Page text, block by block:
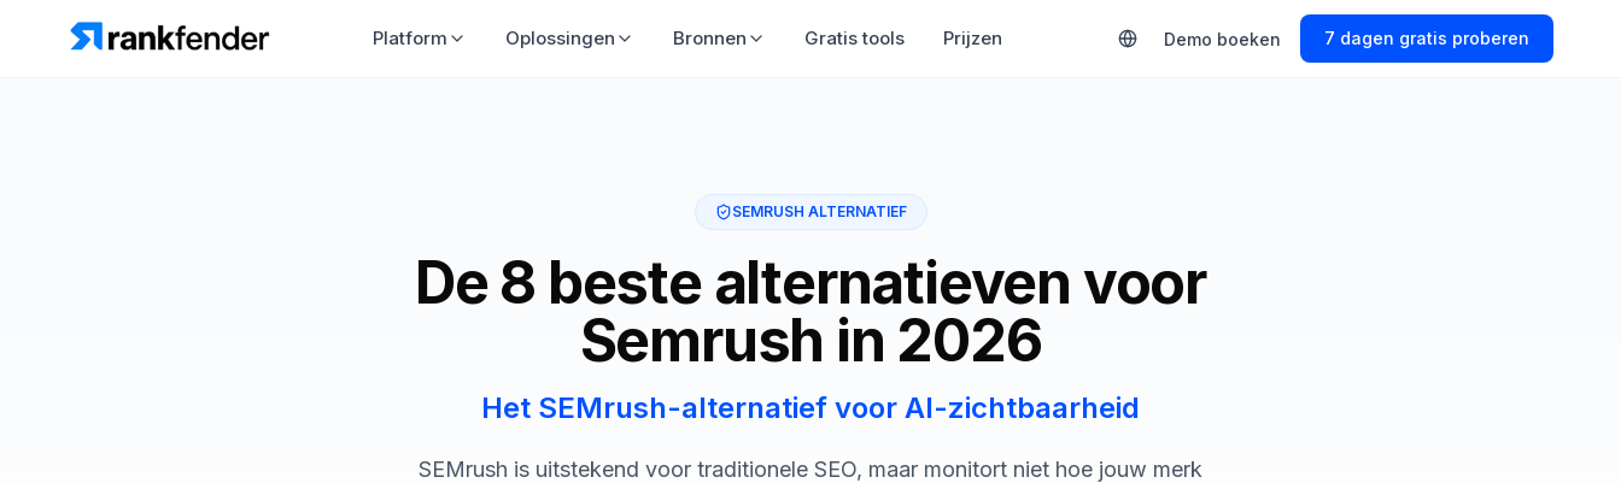
Platform Oplossingen Bronnen Gratis tools Prijzen Demo boeken Start Free Trial
SEMRUSH ALTERNATIEF
De 8 beste alternatieven voor
Semrush in 2026
Het SEMrush-alternatief voor AI-zichtbaarheid
SEMrush is uitstekend voor traditionele SEO, maar monitort niet hoe jouw merk